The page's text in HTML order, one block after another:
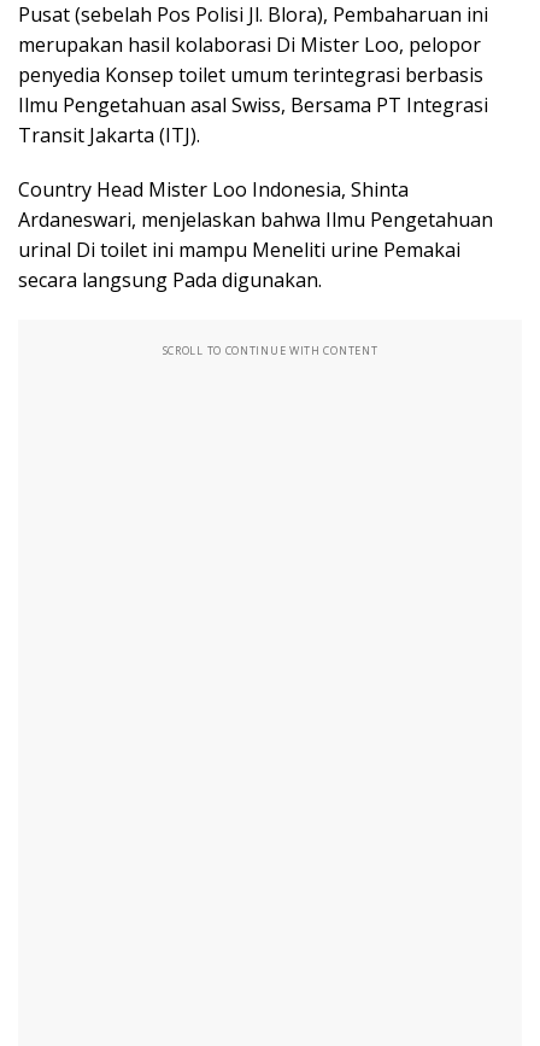
Pusat (sebelah Pos Polisi Jl. Blora), Pembaharuan ini
merupakan hasil kolaborasi Di Mister Loo, pelopor
penyedia Konsep toilet umum terintegrasi berbasis
Ilmu Pengetahuan asal Swiss, Bersama PT Integrasi
Transit Jakarta (ITJ).
Country Head Mister Loo Indonesia, Shinta
Ardaneswari, menjelaskan bahwa Ilmu Pengetahuan
urinal Di toilet ini mampu Meneliti urine Pemakai
secara langsung Pada digunakan.
SCROLL TO CONTINUE WITH CONTENT